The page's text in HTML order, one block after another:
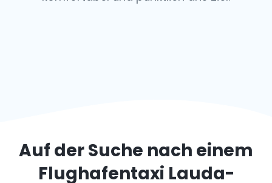
Auf der Suche nach einem
Flughafentaxi Lauda-